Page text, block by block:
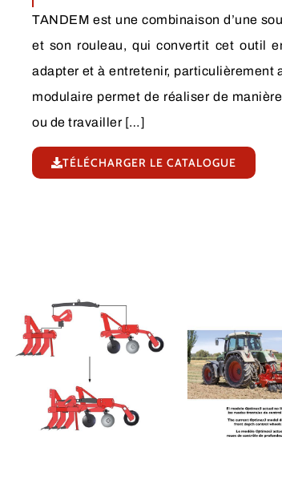
TANDEM est une combinaison d’une
et son rouleau, qui convertit cet outil
adapter et à entretenir, particulièrement
modulaire permet de réaliser de
ou de travailler […]
TÉLÉCHARGER LE CATALOGUE